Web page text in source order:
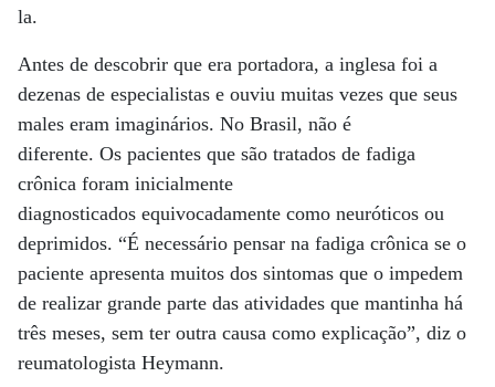
la.
Antes de descobrir que era portadora, a inglesa foi a
dezenas de especialistas e ouviu muitas vezes que seus
males eram imaginários. No Brasil, não é
diferente. Os pacientes que são tratados de fadiga
crônica foram inicialmente
diagnosticados equivocadamente como neuróticos ou
deprimidos. “É necessário pensar na fadiga crônica se o
paciente apresenta muitos dos sintomas que o impedem
de realizar grande parte das atividades que mantinha há
três meses, sem ter outra causa como explicação”, diz o
reumatologista Heymann.